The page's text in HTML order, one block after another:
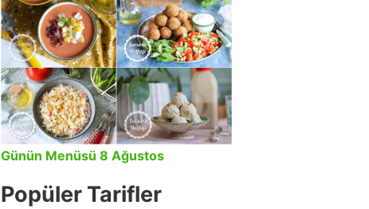
Günün Menüsü 8 Ağustos
Popüler Tarifler